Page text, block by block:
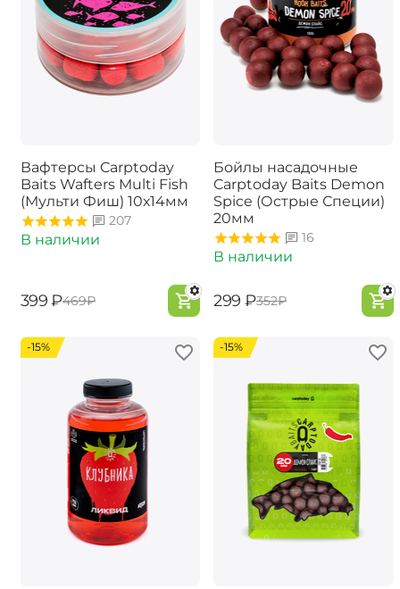
Вафтерсы Carptoday
Baits Wafters Multi Fish
(Мульти Фиш) 10х14мм
207
В наличии
‍399‍ ₽‍469‍₽
Бойлы насадочные
Carptoday Baits Demon
Spice (Острые Специи)
20мм
16
В наличии
‍299‍ ₽‍352‍₽
-15% -15%